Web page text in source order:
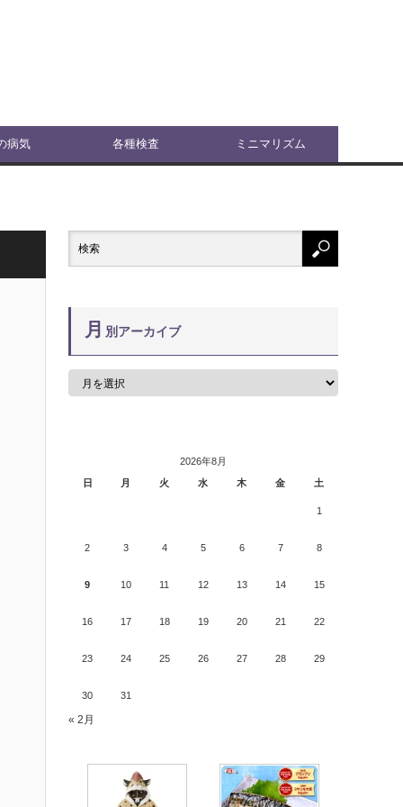
病気 各種検査 ミニマリズム
月 別アーカイブ
2026年8月
日
月 火 水 木 金 土
1
2 3 4 5 6 7 8
9 10 11 12 13 14 15
16 17 18 19 20 21 22
23 24 25 26 27 28 29
30 31
« 2月